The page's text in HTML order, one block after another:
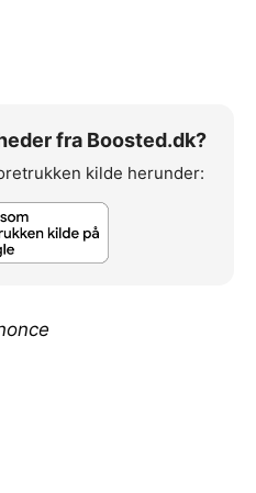
fra Boosted.dk?
kilde herunder: